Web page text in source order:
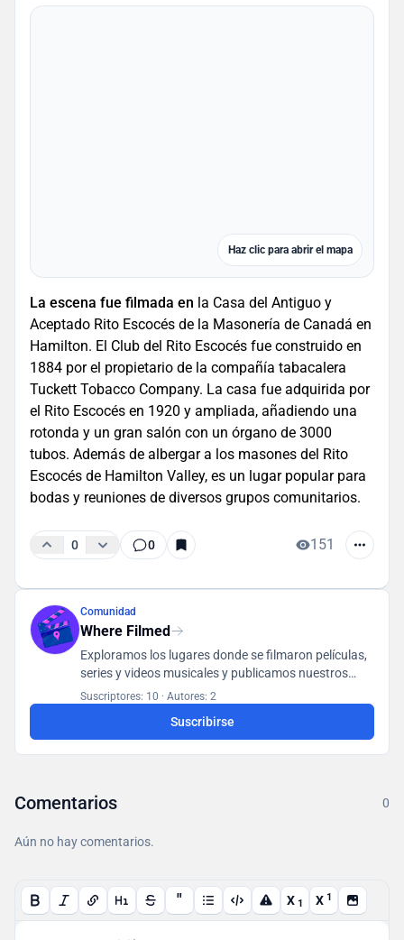
Haz clic para abrir el mapa
La escena fue filmada en la Casa del Antiguo y
Aceptado Rito Escocés de la Masonería de Canadá en
Hamilton. El Club del Rito Escocés fue construido en
1884 por el propietario de la compañía tabacalera
Tuckett Tobacco Company. La casa fue adquirida por
el Rito Escocés en 1920 y ampliada, añadiendo una
rotonda y un gran salón con un órgano de 3000
tubos. Además de albergar a los masones del Rito
Escocés de Hamilton Valley, es un lugar popular para
bodas y reuniones de diversos grupos comunitarios.
0 0 151
Comunidad
Where Filmed
Exploramos los lugares donde se filmaron películas,
series y videos musicales y publicamos nuestros
hallazgos en una base de datos accesible para todos
Suscriptores: 10 · Autores: 2
Suscribirse
Comentarios 0
Aún no hay comentarios.
" X 1 X 1